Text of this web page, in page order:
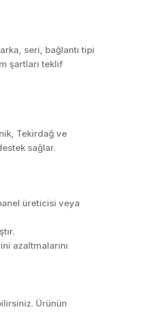
Sistemleri
seri, bağlantı tipi
şartları teklif
Tekirdağ ve
sağlar.
üreticisi veya
azaltmalarını
Ürünün